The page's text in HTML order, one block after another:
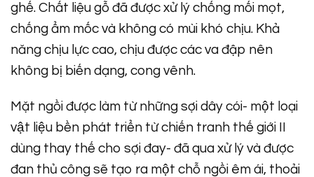
ghế. Chất liệu gỗ đã được xử lý chống mối mọt,
chống ẩm mốc và không có mùi khó chịu. Khả
năng chịu lực cao, chịu được các va đập nên
không bị biến dạng, cong vênh.
Mặt ngồi được làm từ những sợi dây cói- một loại
vật liệu bền phát triển từ chiến tranh thế giới II
dùng thay thế cho sợi đay- đã qua xử lý và được
đan thủ công sẽ tạo ra một chỗ ngồi êm ái, thoải